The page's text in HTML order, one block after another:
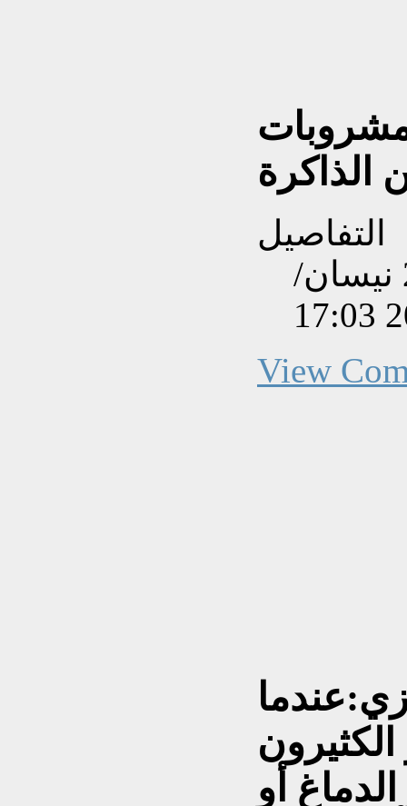
الشاي الأخضر.. ٣ مشروبات
الذاكرة
التفاصيل
تم إنشاءه بتاريخ الإثنين, 21 نيسان/
View
عندما
الكثيرون
أو